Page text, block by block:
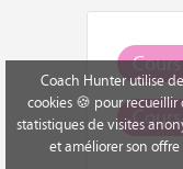
Coach Hunter utilise
cookies 🍪 pour recueillir
statistiques de visites
et améliorer son offre